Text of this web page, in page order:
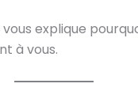
explique
à vous.